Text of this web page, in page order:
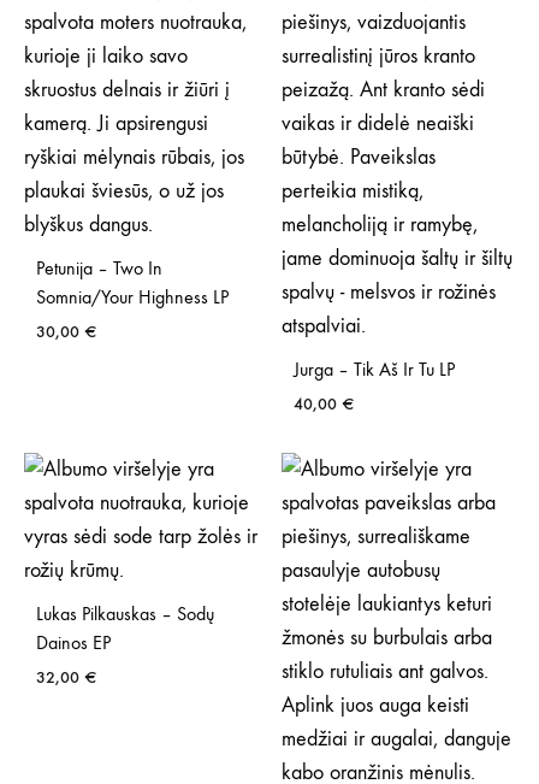
Petunija – Two In
Somnia/Your Highness LP
30,00 €
Jurga – Tik Aš Ir Tu LP
40,00 €
Lukas Pilkauskas – Sodų
Dainos EP
32,00 €